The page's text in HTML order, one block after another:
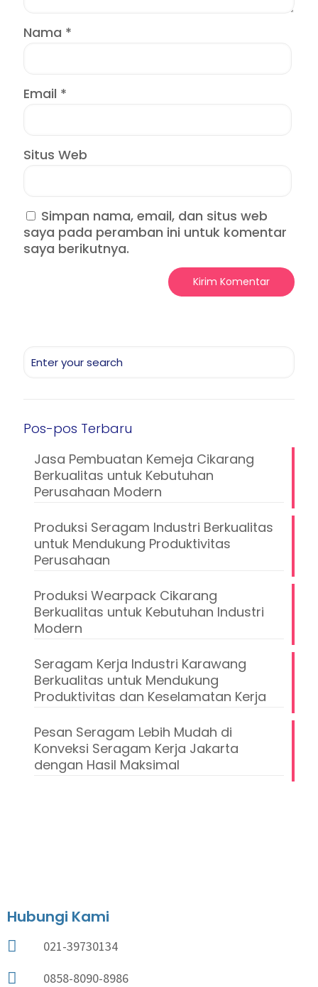
Nama *
Email *
Situs Web
Simpan nama, email, dan situs web
saya pada peramban ini untuk komentar
saya berikutnya.
Pos-pos Terbaru
Jasa Pembuatan Kemeja Cikarang
Berkualitas untuk Kebutuhan
Perusahaan Modern
Produksi Seragam Industri Berkualitas
untuk Mendukung Produktivitas
Perusahaan
Produksi Wearpack Cikarang
Berkualitas untuk Kebutuhan Industri
Modern
Seragam Kerja Industri Karawang
Berkualitas untuk Mendukung
Produktivitas dan Keselamatan Kerja
Pesan Seragam Lebih Mudah di
Konveksi Seragam Kerja Jakarta
dengan Hasil Maksimal
Hubungi Kami
021-39730134
0858-8090-8986